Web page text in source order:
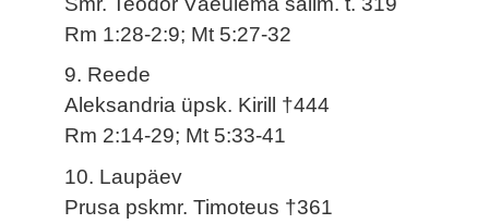
Rm 1:28-2:9; Mt 5:27-32
9. Reede
Aleksandria üpsk. Kirill †444
Rm 2:14-29; Mt 5:33-41
10. Laupäev
Prusa pskmr. Timoteus †361